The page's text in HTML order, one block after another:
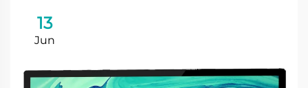
13
Jun